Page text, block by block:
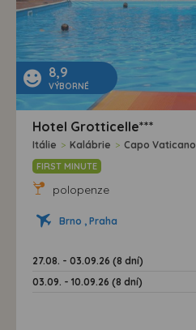
8,9
VÝBORNÉ
Hotel Grotticelle***
Itálie > Kalábrie > Capo Vaticano
FIRST MINUTE
polopenze
Brno , Praha
27.08. - 03.09.26 (8 dní)
03.09. - 10.09.26 (8 dní)